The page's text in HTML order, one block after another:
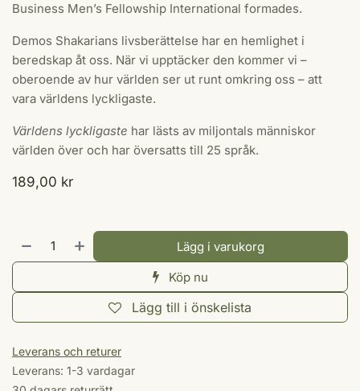
Business Men’s Fellowship International formades.
Demos Shakarians livsberättelse har en hemlighet i
beredskap åt oss. När vi upptäcker den kommer vi –
oberoende av hur världen ser ut runt omkring oss – att
vara världens lyckligaste.
Världens lyckligaste har lästs av miljontals människor
världen över och har översatts till 25 språk.
189,00 kr
Lägg i varukorg
Köp nu
Lägg till i önskelista
Leverans och returer
Leverans: 1-3 vardagar